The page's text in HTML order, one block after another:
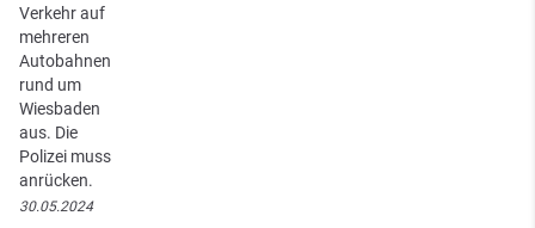
Verkehr auf
mehreren
Autobahnen
rund um
Wiesbaden
aus. Die
Polizei muss
anrücken.
30.05.2024